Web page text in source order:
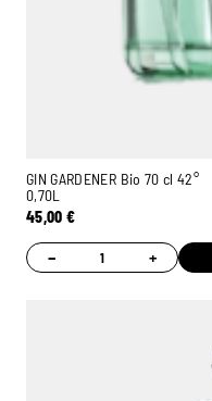
GIN GARDENER Bio 70 cl 42°
0,70L
45,00€
− +